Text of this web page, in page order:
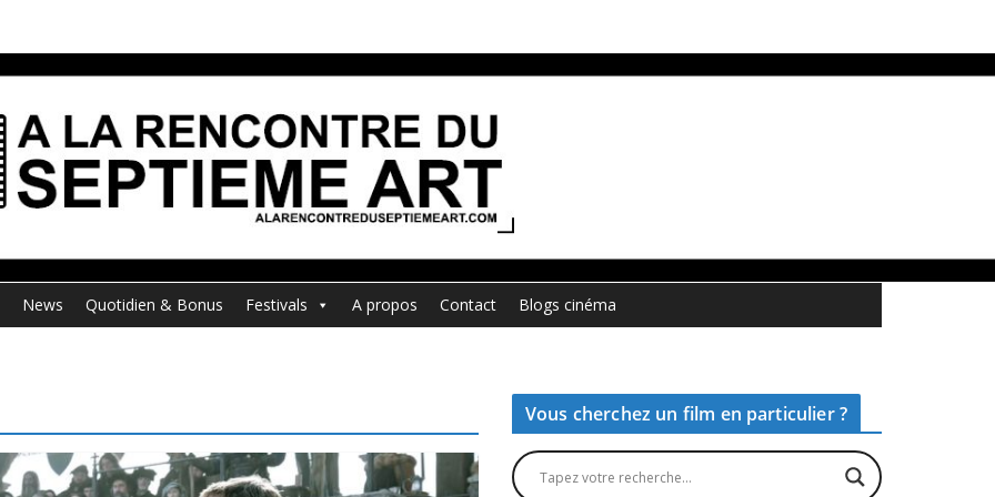
News Quotidien & Bonus Festivals A propos Contact Blogs cinéma
Vous cherchez un film en particulier ?